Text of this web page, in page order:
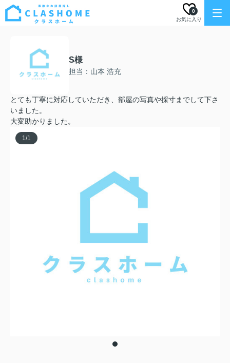
お気に入り
0
S様
担当：山本 浩充
とても丁寧に対応していただき、部屋の写真や採寸までして下さ
いました。
大変助かりました。
1/1